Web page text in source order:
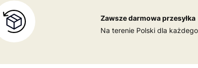
Zawsze darmowa przesyłka
Na terenie Polski dla